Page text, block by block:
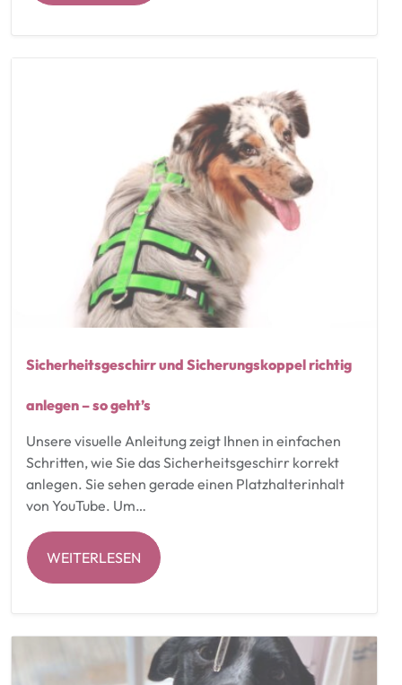
Sicherheitsgeschirr und Sicherungskoppel richtig
anlegen – so geht’s
Unsere visuelle Anleitung zeigt Ihnen in einfachen
Schritten, wie Sie das Sicherheitsgeschirr korrekt
anlegen. Sie sehen gerade einen Platzhalterinhalt
von YouTube. Um…
WEITERLESEN